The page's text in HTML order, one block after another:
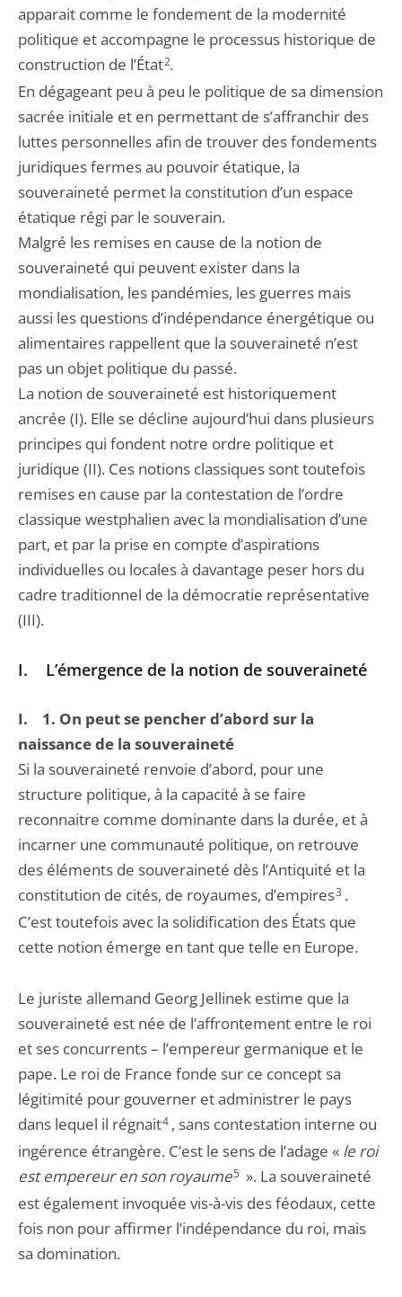
apparait comme le fondement de la modernité
politique et accompagne le processus historique de
construction de l’État2.
En dégageant peu à peu le politique de sa dimension
sacrée initiale et en permettant de s’affranchir des
luttes personnelles afin de trouver des fondements
juridiques fermes au pouvoir étatique, la
souveraineté permet la constitution d’un espace
étatique régi par le souverain.
Malgré les remises en cause de la notion de
souveraineté qui peuvent exister dans la
mondialisation, les pandémies, les guerres mais
aussi les questions d’indépendance énergétique ou
alimentaires rappellent que la souveraineté n’est
pas un objet politique du passé.
La notion de souveraineté est historiquement
ancrée (I). Elle se décline aujourd’hui dans plusieurs
principes qui fondent notre ordre politique et
juridique (II). Ces notions classiques sont toutefois
remises en cause par la contestation de l’ordre
classique westphalien avec la mondialisation d’une
part, et par la prise en compte d’aspirations
individuelles ou locales à davantage peser hors du
cadre traditionnel de la démocratie représentative
(III).
I. L’émergence de la notion de souveraineté
I. 1. On peut se pencher d’abord sur la
naissance de la souveraineté
Si la souveraineté renvoie d’abord, pour une
structure politique, à la capacité à se faire
reconnaitre comme dominante dans la durée, et à
incarner une communauté politique, on retrouve
des éléments de souveraineté dès l’Antiquité et la
constitution de cités, de royaumes, d’empires3 .
C’est toutefois avec la solidification des États que
cette notion émerge en tant que telle en Europe.
Le juriste allemand Georg Jellinek estime que la
souveraineté est née de l’affrontement entre le roi
et ses concurrents – l’empereur germanique et le
pape. Le roi de France fonde sur ce concept sa
légitimité pour gouverner et administrer le pays
dans lequel il régnait4, sans contestation interne ou
ingérence étrangère. C’est le sens de l’adage « le roi
est empereur en son royaume5». La souveraineté
est également invoquée vis-à-vis des féodaux, cette
fois non pour affirmer l’indépendance du roi, mais
sa domination.